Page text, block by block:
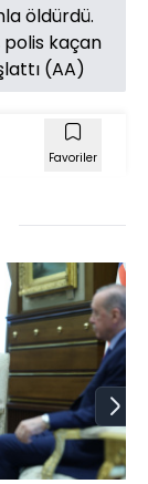
öldürdü.
polis kaçan
(AA)
Favoriler